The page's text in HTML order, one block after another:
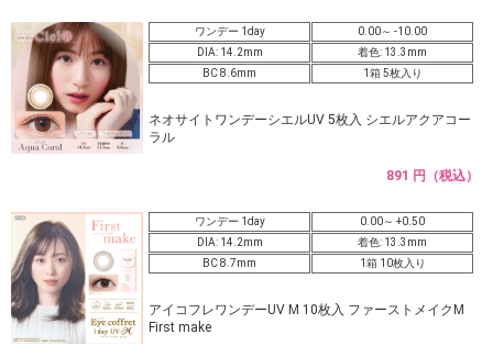
ワンデー 1day
0.00～ -10.00
DIA: 14.2mm
着色: 13.3mm
BC 8.6mm
1箱 5枚入り
ネオサイトワンデーシエルUV 5枚入 シエルアクアコー
ラル
891 円（税込）
ワンデー 1day
0.00～ +0.50
DIA: 14.2mm
着色: 13.3mm
BC 8.7mm
1箱 10枚入り
アイコフレワンデーUV M 10枚入 ファーストメイクM
First make